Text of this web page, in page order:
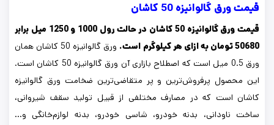
قیمت ورق گالوانیزه 50 کاشان
قیمت ورق گالوانیزه 50 کاشان در حالت رول 1000 و 1250 میل برابر
50680 تومان به ازای هر کیلوگرم است.
ورق گالوانیزه 50 کاشان همان
ورق 0.5 میل است که اصطلاح بازاری آن ورق گالوانیزه 50 کاشان است.
این محصول پرفروش‌ترین و پر متقاضی‌ترین ضخامت ورق گالوانیزه
کاشان است که در مصارف مختلفی از قبیل تولید سقف شیروانی،
ساخت ناودانی، بدنه خودرو، شاسی خودرو، بدنه لوازم‌خانگی و…